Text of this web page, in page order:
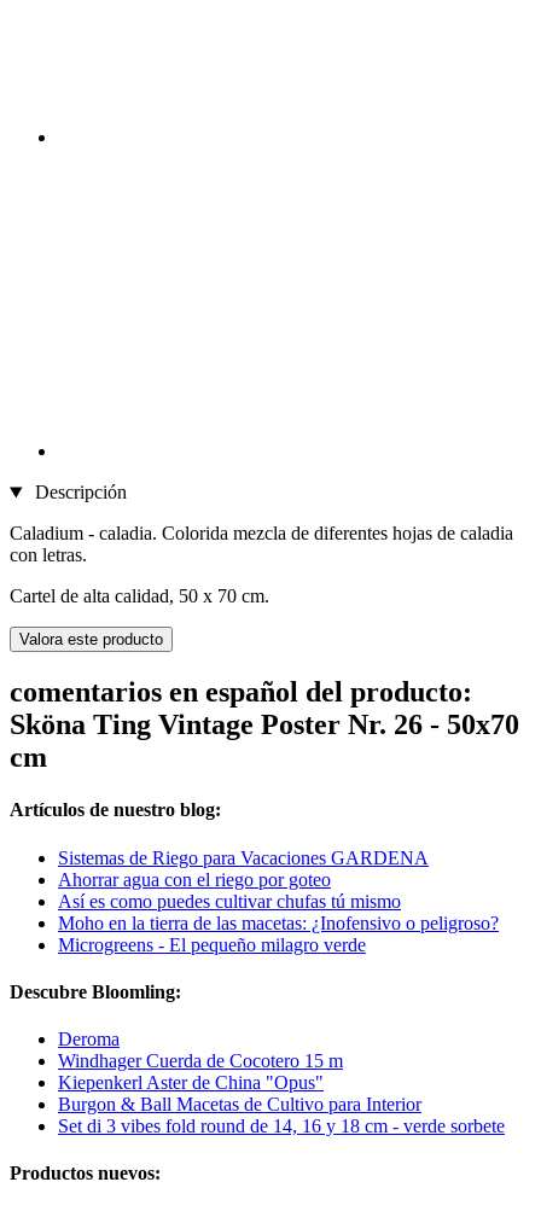
Descripción
Caladium - caladia. Colorida mezcla de diferentes hojas de caladia
con letras.
Cartel de alta calidad, 50 x 70 cm.
Valora este producto
comentarios en español del producto:
Sköna Ting Vintage Poster Nr. 26 - 50x70
cm
Artículos de nuestro blog:
Sistemas de Riego para Vacaciones GARDENA
Ahorrar agua con el riego por goteo
Así es como puedes cultivar chufas tú mismo
Moho en la tierra de las macetas: ¿Inofensivo o peligroso?
Microgreens - El pequeño milagro verde
Descubre Bloomling:
Deroma
Windhager Cuerda de Cocotero 15 m
Kiepenkerl Aster de China "Opus"
Burgon & Ball Macetas de Cultivo para Interior
Set di 3 vibes fold round de 14, 16 y 18 cm - verde sorbete
Productos nuevos: